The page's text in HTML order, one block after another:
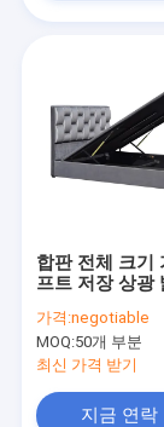
합판 전체 크기
프트 저장 상광
가격:negotiable
MOQ:50개 부분
최신 가격 받기
지금 연락